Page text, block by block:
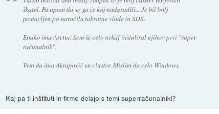
škatel. Pa upam da so ga že kaj nadgradili... Je bil bolj
postavljen po naročilu takratne vlade in SDS.
Enako ima Arctur. Sem še celo nekaj inštaliral njihov prvi "super
računalnik".
Vem da ima Akrapovič en cluster. Mislim da celo Windows.
Kaj pa ti inštituti in firme delajo s temi superračunalniki?